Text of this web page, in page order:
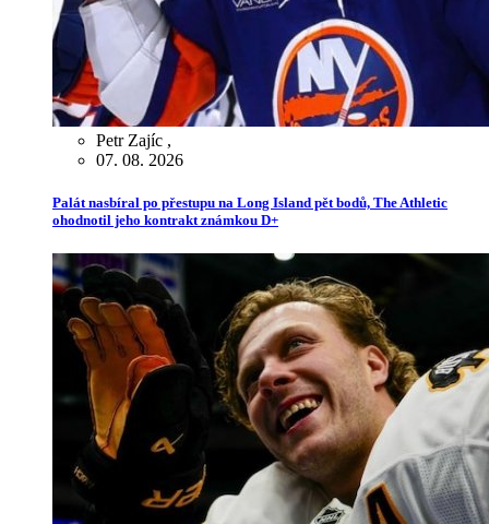
Petr Zajíc ,
07. 08. 2026
Palát nasbíral po přestupu na Long Island pět bodů, The Athletic
ohodnotil jeho kontrakt známkou D+